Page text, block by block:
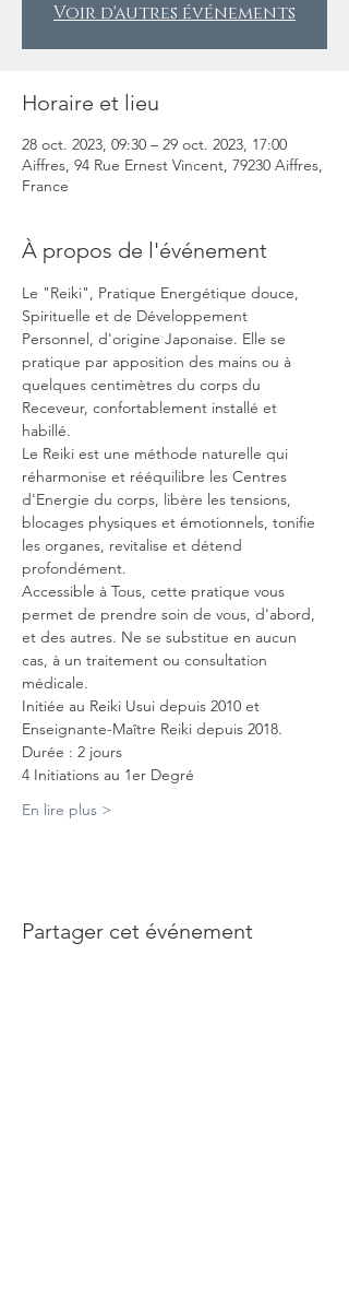
Voir d'autres événements
Horaire et lieu
28 oct. 2023, 09:30 – 29 oct. 2023, 17:00
Aiffres, 94 Rue Ernest Vincent, 79230 Aiffres,
France
À propos de l'événement
Le "Reiki", Pratique Energétique douce,
Spirituelle et de Développement
Personnel, d'origine Japonaise. Elle se
pratique par apposition des mains ou à
quelques centimètres du corps du
Receveur, confortablement installé et
habillé.
Le Reiki est une méthode naturelle qui
réharmonise et rééquilibre les Centres
d'Energie du corps, libère les tensions,
blocages physiques et émotionnels, tonifie
les organes, revitalise et détend
profondément.
Accessible à Tous, cette pratique vous
permet de prendre soin de vous, d'abord,
et des autres. Ne se substitue en aucun
cas, à un traitement ou consultation
médicale.
Initiée au Reiki Usui depuis 2010 et
Enseignante-Maître Reiki depuis 2018.
Durée : 2 jours
4 Initiations au 1er Degré
En lire plus >
Partager cet événement